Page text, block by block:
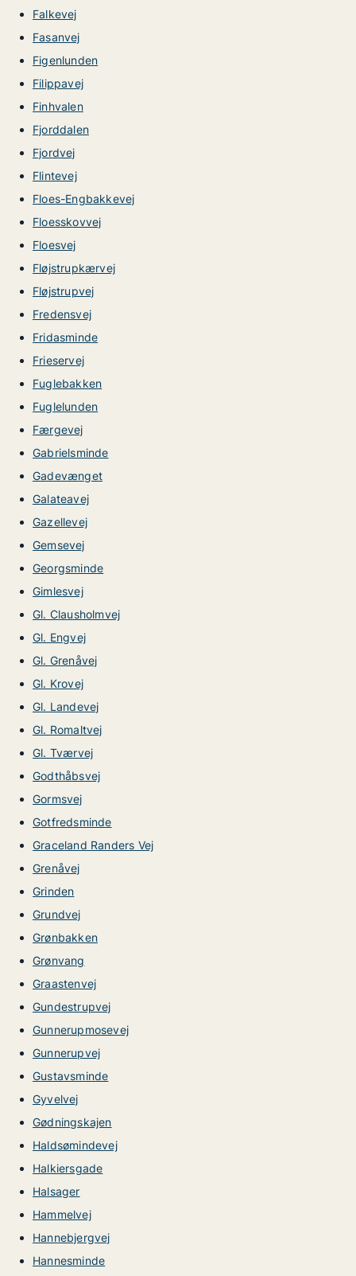
Falkevej
Fasanvej
Figenlunden
Filippavej
Finhvalen
Fjorddalen
Fjordvej
Flintevej
Floes-Engbakkevej
Floesskovvej
Floesvej
Fløjstrupkærvej
Fløjstrupvej
Fredensvej
Fridasminde
Frieservej
Fuglebakken
Fuglelunden
Færgevej
Gabrielsminde
Gadevænget
Galateavej
Gazellevej
Gemsevej
Georgsminde
Gimlesvej
Gl. Clausholmvej
Gl. Engvej
Gl. Grenåvej
Gl. Krovej
Gl. Landevej
Gl. Romaltvej
Gl. Tværvej
Godthåbsvej
Gormsvej
Gotfredsminde
Graceland Randers Vej
Grenåvej
Grinden
Grundvej
Grønbakken
Grønvang
Graastenvej
Gundestrupvej
Gunnerupmosevej
Gunnerupvej
Gustavsminde
Gyvelvej
Gødningskajen
Haldsømindevej
Halkiersgade
Halsager
Hammelvej
Hannebjergvej
Hannesminde